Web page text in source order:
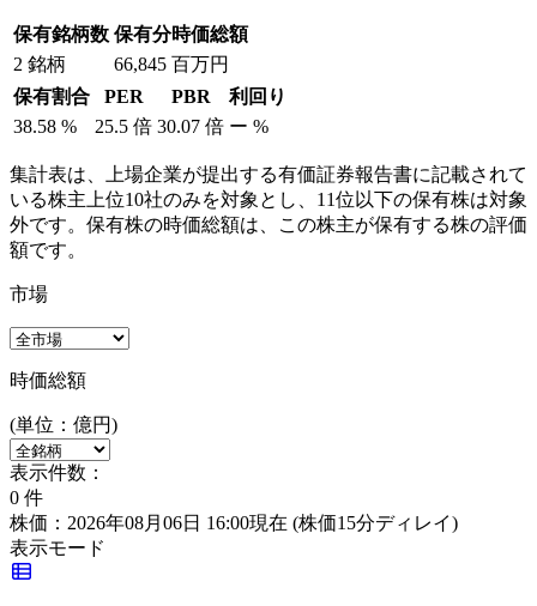
保有銘柄数 保有分時価総額
2 銘柄 66,845 百万円
保有割合
PER PBR
利回り
38.58 % 25.5 倍 30.07 倍 ー %
集計表は、上場企業が提出する有価証券報告書に記載されて
いる株主上位10社のみを対象とし、11位以下の保有株は対象
外です。保有株の時価総額は、この株主が保有する株の評価
額です。
市場
時価総額
(単位：億円)
表示件数：
0 件
株価：2026年08月06日 16:00現在 (株価15分ディレイ)
表示モード